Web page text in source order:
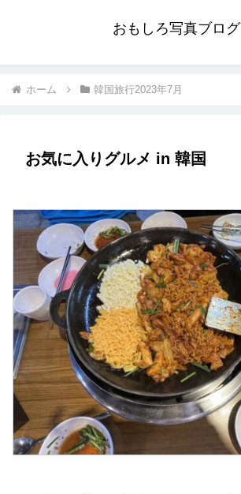
おもしろ写真ブログ
ホーム 韓国旅行2023年7月
お気に入りグルメ in 韓国